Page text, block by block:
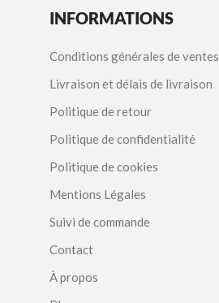
INFORMATIONS
Conditions générales de ventes
Livraison et délais de livraison
Politique de retour
Politique de confidentialité
Politique de cookies
Mentions Légales
Suivi de commande
Contact
À propos